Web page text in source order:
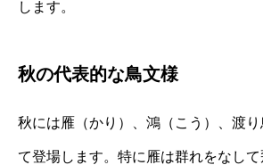
します。
秋の代表的な鳥文様
秋には雁（かり）、鴻（こう）、渡
て登場します。特に雁は群れをなし